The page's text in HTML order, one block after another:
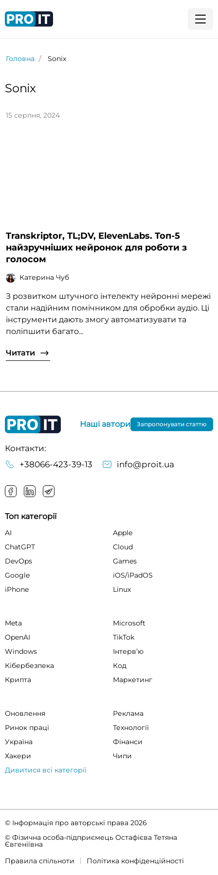
Головна Sonix
Sonix
15 серпня, 2024
Transkriptor, TL;DV, ElevenLabs. Топ-5
найзручніших нейронок для роботи з
голосом
Катерина Чуб
З розвитком штучного інтелекту нейронні мережі
стали надійним помічником для обробки аудіо. Ці
інструменти дають змогу автоматизувати та
поліпшити багато...
Читати
Контакти:
+38066-423-39-13
info@proit.ua
Наші автори Запропонувати статтю
Топ категорії
AI
Apple
ChatGPT
Cloud
DevOps
Games
Google
iOS/iPadOS
iPhone
Linux
Meta
Microsoft
OpenAI
TikTok
Windows
Інтервʼю
Кібербезпека
Код
Крипта
Маркетинг
Оновлення
Реклама
Ринок праці
Технології
Україна
Фінанси
Хакери
Чипи
Дивитися всі категорії
© Інформація про авторські права 2026
© Фізична особа-підприємець Остафієва Тетяна
Євгеніївна
Правила спільноти
Політика конфіденційності